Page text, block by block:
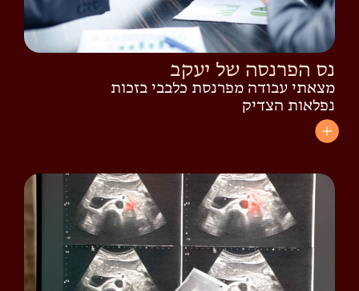
נס הפרנסה של יעקב
מצאתי עבודה מפרנסת כלבבי בזכות
נפלאות הצדיק